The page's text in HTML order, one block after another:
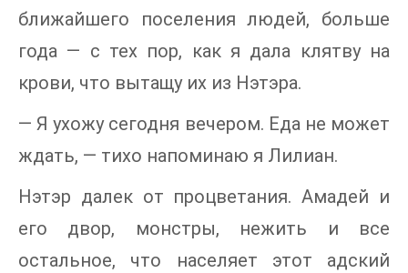
ближайшего поселения людей, больше
года — с тех пор, как я дала клятву на
крови, что вытащу их из Нэтэра.
— Я ухожу сегодня вечером. Еда не может
ждать, — тихо напоминаю я Лилиан.
Нэтэр далек от процветания. Амадей и
его двор, монстры, нежить и все
остальное, что населяет этот адский